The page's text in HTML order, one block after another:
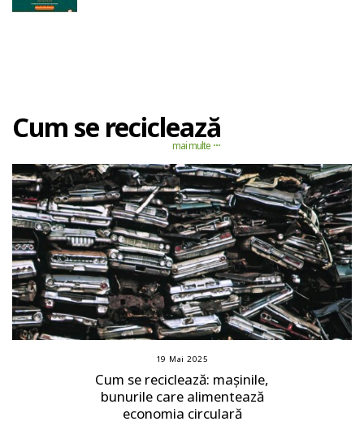
Cum se reciclează
mai multe
19 Mai 2025
Cum se reciclează: mașinile,
bunurile care alimentează
economia circulară